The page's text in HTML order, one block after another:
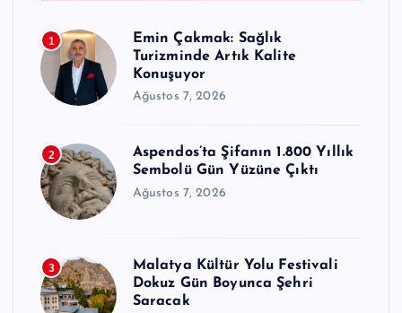
1
Emin Çakmak: Sağlık
Turizminde Artık Kalite
Konuşuyor
Ağustos 7, 2026
2
Aspendos’ta Şifanın 1.800 Yıllık
Sembolü Gün Yüzüne Çıktı
Ağustos 7, 2026
3
Malatya Kültür Yolu Festivali
Dokuz Gün Boyunca Şehri
Saracak